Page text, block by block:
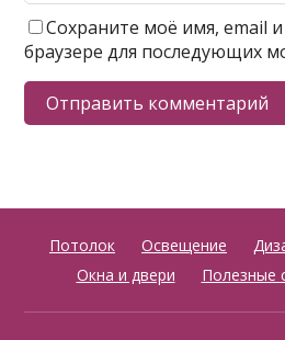
Сохраните моё имя, email
браузере для последующих
Потолок Освещение
Окна и двери
Полезные